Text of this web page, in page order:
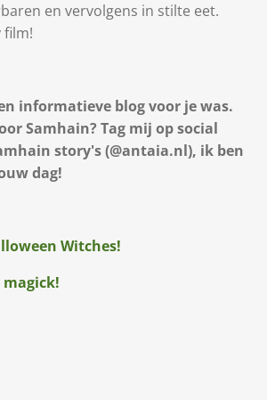
en vervolgens in stilte eet.
film!
informatieve blog voor je was.
Samhain? Tag mij op social
story's (@antaia.nl), ik ben
dag!
Witches!
magick!